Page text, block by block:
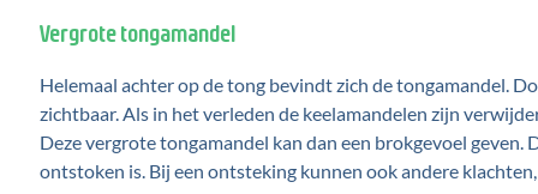
Vergrote tongamandel
Helemaal achter op de tong bevindt zich de tongamandel.
zichtbaar. Als in het verleden de keelamandelen zijn
Deze vergrote tongamandel kan dan een brokgevoel
ontstoken is. Bij een ontsteking kunnen ook andere